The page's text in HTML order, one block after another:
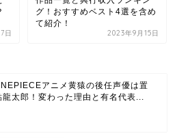
日
グ！おすすめベスト4選を含め
て紹介！
2023年9月15日
アニメ黄猿の後任声優は置
龍太郎！変わった理由と有名代表...